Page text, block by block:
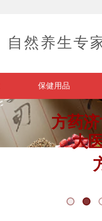
自然养生专
保健用品
方药
大